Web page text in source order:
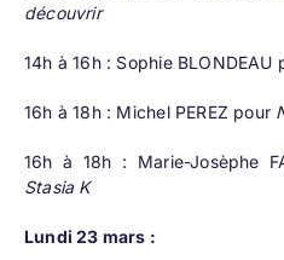
découvrir
14h à 16h : Sophie BLONDEAU
16h à 18h : Michel PEREZ pour
16h à 18h : Marie-Josèphe
Stasia K
Lundi 23 mars :